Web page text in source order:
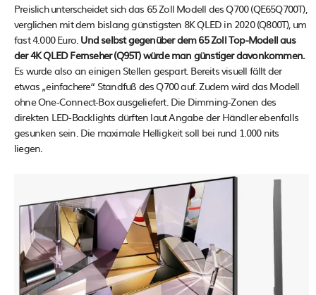
Preislich unterscheidet sich das 65 Zoll Modell des Q700 (QE65Q700T),
verglichen mit dem bislang günstigsten 8K QLED in 2020 (Q800T), um
fast 4.000 Euro. Und selbst gegenüber dem 65 Zoll Top-Modell aus
der 4K QLED Fernseher (Q95T) würde man günstiger davonkommen.
Es wurde also an einigen Stellen gespart. Bereits visuell fällt der
etwas „einfachere“ Standfuß des Q700 auf. Zudem wird das Modell
ohne One-Connect-Box ausgeliefert. Die Dimming-Zonen des
direkten LED-Backlights dürften laut Angabe der Händler ebenfalls
gesunken sein. Die maximale Helligkeit soll bei rund 1.000 nits
liegen.